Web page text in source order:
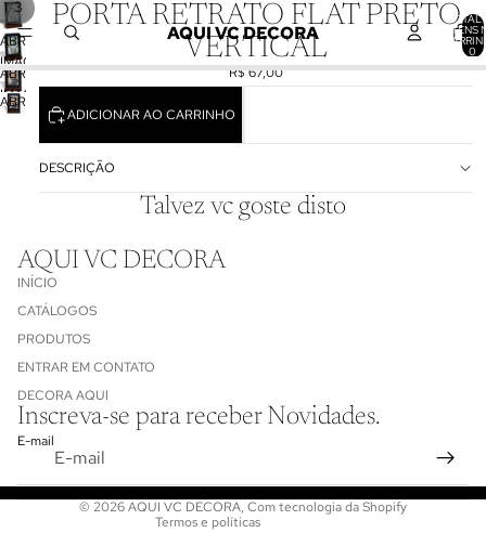
AQUI VC DECORA
TOTAL
ITENS
0
1/3
ABRIR
IMAGEM
EM
TELA
ABRIR
IMAGEM
EM
ABRIR
IMAGEM
PORTA RETRATO FLAT PRETO
VERTICAL
R$ 67,00
ADICIONAR AO CARRINHO
DESCRIÇÃO
Talvez vc goste disto
AQUI VC DECORA
INÍCIO
CATÁLOGOS
PRODUTOS
ENTRAR EM CONTATO
DECORA AQUI
Inscreva-se para receber Novidades.
E-mail
© 2026AQUI VC DECORA, Com tecnologia da Shopify
Termos e políticas
Política de reembolso
Política de privacidade
Termos de serviço
Informações de contato